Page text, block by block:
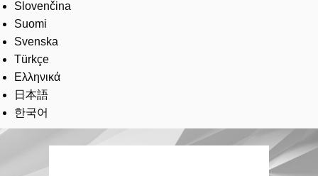
Slovenčina
Suomi
Svenska
Türkçe
Ελληνικά
日本語
한국어